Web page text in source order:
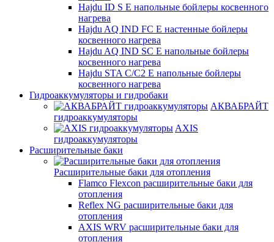
Hajdu ID S E напольные бойлеры косвенного
нагрева
Hajdu AQ IND FC E настенные бойлеры
косвенного нагрева
Hajdu AQ IND SC E напольные бойлеры
косвенного нагрева
Hajdu STA C/C2 E напольные бойлеры
косвенного нагрева
Гидроаккумуляторы и гидробаки
АКВАБРАЙТ
гидроаккумуляторы
AXIS
гидроаккумуляторы
Расширительные баки
Расширительные баки для отопления
Flamco Flexcon расширительные баки для
отопления
Reflex NG расширительные баки для
отопления
AXIS WRV расширительные баки для
отопления